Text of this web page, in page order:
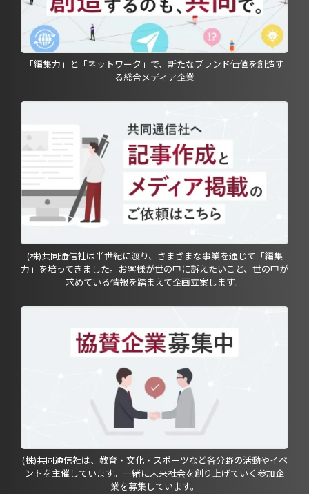
「編集力」と「ネットワーク」で、新たなブランド価値を創造す
る総合メディア企業
(株)共同通信社は半世紀に渡り、さまざまな事業を通じて「編集
力」を培ってきました。お客様が世の中に訴えたいこと、世の中が
求めている情報を踏まえて企画立案します。
(株)共同通信社は、教育・文化・スポーツなど各分野の活動やイベ
ントを主催しています。一緒に未来社会を創り上げていく参加企
業を募集しています。